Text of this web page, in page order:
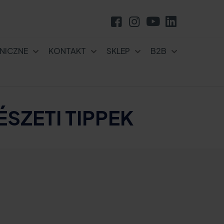
KONTAKT SKLEP B2B
TIPPEK